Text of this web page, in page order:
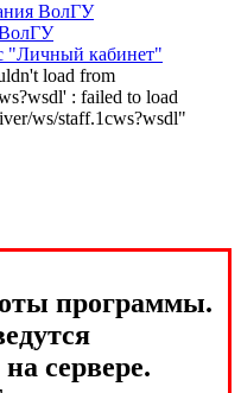
ВолГУ
"Личный кабинет"
load from
: failed to load
ws/staff.1cws?wsdl"
программы.
сервере.